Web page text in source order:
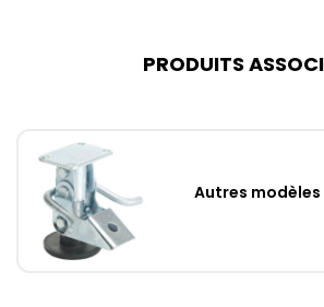
PRODUITS
Autres